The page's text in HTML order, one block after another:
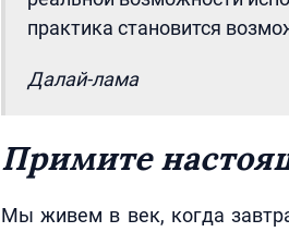
практика становится
Далай-лама
Примите
Мы живем в век, когда